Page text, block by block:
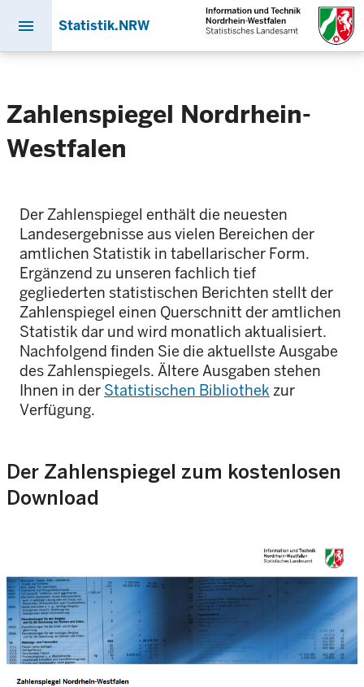
menu Statistik.NRW
Zahlenspiegel Nordrhein-
Westfalen
Der Zahlenspiegel enthält die neuesten
Landesergebnisse aus vielen Bereichen der
amtlichen Statistik in tabellarischer Form.
Ergänzend zu unseren fachlich tief
gegliederten statistischen Berichten stellt der
Zahlenspiegel einen Querschnitt der amtlichen
Statistik dar und wird monatlich aktualisiert.
Nachfolgend finden Sie die aktuellste Ausgabe
des Zahlenspiegels. Ältere Ausgaben stehen
Ihnen in der Statistischen Bibliothek zur
Verfügung.
Der Zahlenspiegel zum kostenlosen
Download